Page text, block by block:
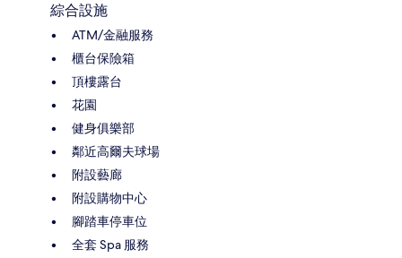
綜合設施
ATM/金融服務
櫃台保險箱
頂樓露台
花園
健身俱樂部
鄰近高爾夫球場
附設藝廊
附設購物中心
腳踏車停車位
全套 Spa 服務